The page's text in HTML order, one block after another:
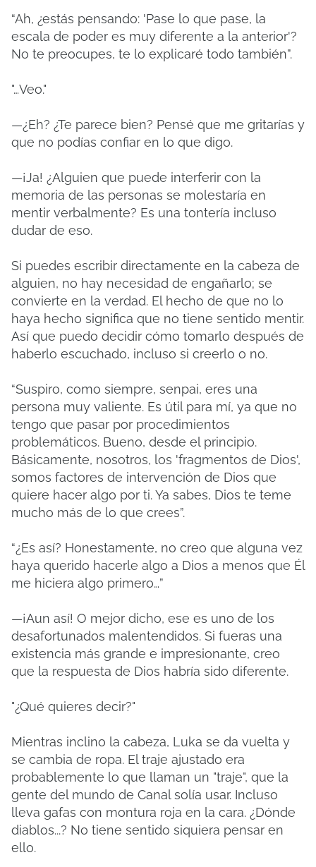
“Ah, ¿estás pensando: 'Pase lo que pase, la
escala de poder es muy diferente a la anterior'?
No te preocupes, te lo explicaré todo también”.
"…Veo."
—¿Eh? ¿Te parece bien? Pensé que me gritarías y
que no podías confiar en lo que digo.
—¡Ja! ¿Alguien que puede interferir con la
memoria de las personas se molestaría en
mentir verbalmente? Es una tontería incluso
dudar de eso.
Si puedes escribir directamente en la cabeza de
alguien, no hay necesidad de engañarlo; se
convierte en la verdad. El hecho de que no lo
haya hecho significa que no tiene sentido mentir.
Así que puedo decidir cómo tomarlo después de
haberlo escuchado, incluso si creerlo o no.
“Suspiro, como siempre, senpai, eres una
persona muy valiente. Es útil para mí, ya que no
tengo que pasar por procedimientos
problemáticos. Bueno, desde el principio.
Básicamente, nosotros, los 'fragmentos de Dios',
somos factores de intervención de Dios que
quiere hacer algo por ti. Ya sabes, Dios te teme
mucho más de lo que crees”.
“¿Es así? Honestamente, no creo que alguna vez
haya querido hacerle algo a Dios a menos que Él
me hiciera algo primero…”
—¡Aun así! O mejor dicho, ese es uno de los
desafortunados malentendidos. Si fueras una
existencia más grande e impresionante, creo
que la respuesta de Dios habría sido diferente.
"¿Qué quieres decir?"
Mientras inclino la cabeza, Luka se da vuelta y
se cambia de ropa. El traje ajustado era
probablemente lo que llaman un "traje", que la
gente del mundo de Canal solía usar. Incluso
lleva gafas con montura roja en la cara. ¿Dónde
diablos...? No tiene sentido siquiera pensar en
ello.